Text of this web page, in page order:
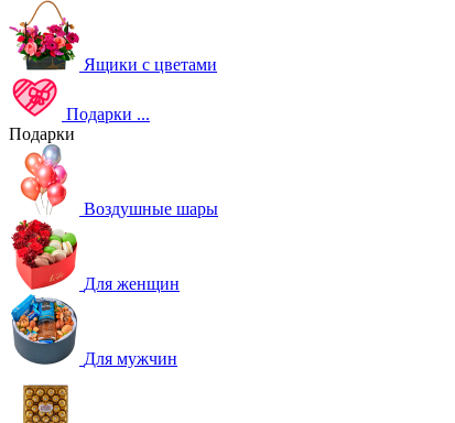
Ящики с цветами
Подарки ...
Подарки
Воздушные шары
Для женщин
Для мужчин